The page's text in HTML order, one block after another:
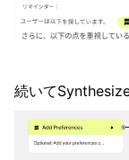
続いて